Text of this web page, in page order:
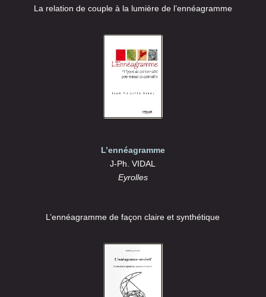
La relation de couple à la lumière de l’ennéagramme
L’ennéagramme
J-Ph. VIDAL
Eyrolles
L’ennéagramme de façon claire et synthétique